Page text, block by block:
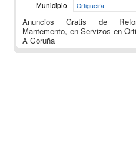
Municipio Ortigueira
Anuncios Gratis de
Mantemento, en Servizos en
A Coruña